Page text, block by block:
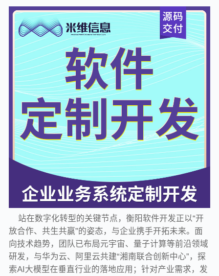
站在数字化转型的关键节点，衡阳软件开发正以“开
放合作、共生共赢”的姿态，与企业携手开拓未来。面
向技术趋势，团队已布局元宇宙、量子计算等前沿领域
研发，与华为云、阿里云共建“湘南联合创新中心”，探
索AI大模型在垂直行业的落地应用；针对产业需求，发